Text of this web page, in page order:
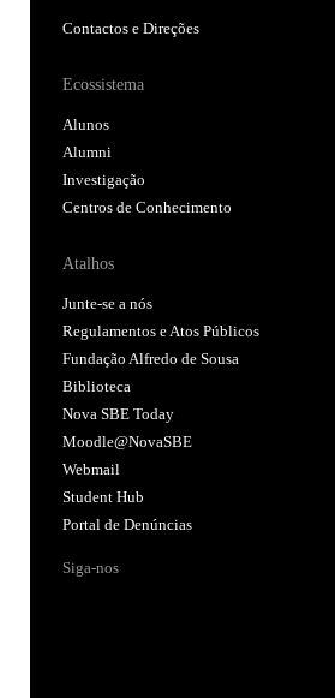
Contactos e Direções
Ecossistema
Alunos
Alumni
Investigação
Centros de Conhecimento
Atalhos
Junte-se a nós
Regulamentos e Atos Públicos
Fundação Alfredo de Sousa
Biblioteca
Nova SBE Today
Moodle@NovaSBE
Webmail
Student Hub
Portal de Denúncias
Siga-nos